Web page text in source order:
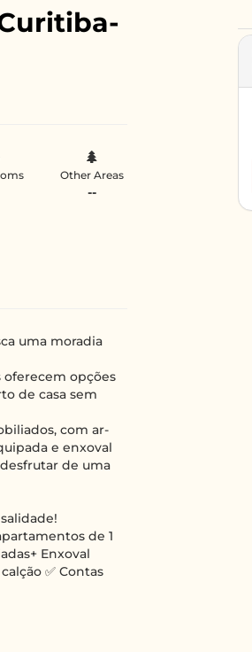
Other Areas
--
uma moradia
oferecem opções
de casa sem
com ar-
e enxoval
de uma
de 1
Enxoval
✅ Contas